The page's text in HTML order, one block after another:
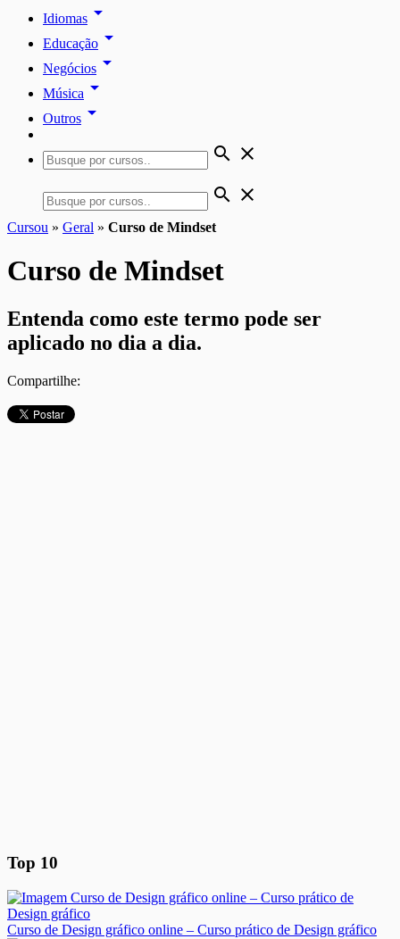
Idiomas arrow_drop_down
Educação arrow_drop_down
Negócios arrow_drop_down
Música arrow_drop_down
Outros arrow_drop_down
search close
search close
Cursou » Geral » Curso de Mindset
Curso de Mindset
Entenda como este termo pode ser
aplicado no dia a dia.
Compartilhe:
Top 10
Curso de Design gráfico online – Curso prático de Design gráfico